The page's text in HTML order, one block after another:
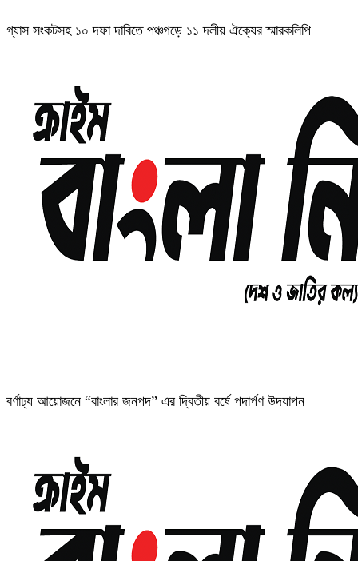
গ্যাস সংকটসহ ১০ দফা দাবিতে পঞ্চগড়ে ১১ দলীয় ঐক্যের স্মারকলিপি
বর্ণাঢ্য আয়োজনে “বাংলার জনপদ” এর দ্বিতীয় বর্ষে পদার্পণ উদযাপন